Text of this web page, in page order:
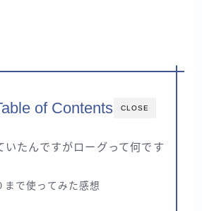
CLOSE
of Contents
いたんですがローグって何です
まで使ってみた感想